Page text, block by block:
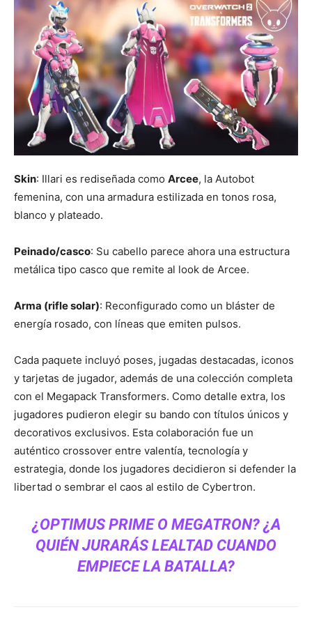
Skin: Illari es rediseñada como Arcee, la Autobot
femenina, con una armadura estilizada en tonos rosa,
blanco y plateado.
Peinado/casco: Su cabello parece ahora una estructura
metálica tipo casco que remite al look de Arcee.
Arma (rifle solar): Reconfigurado como un bláster de
energía rosado, con líneas que emiten pulsos.
Cada paquete incluyó poses, jugadas destacadas, iconos
y tarjetas de jugador, además de una colección completa
con el Megapack Transformers. Como detalle extra, los
jugadores pudieron elegir su bando con títulos únicos y
decorativos exclusivos. Esta colaboración fue un
auténtico crossover entre valentía, tecnología y
estrategia, donde los jugadores decidieron si defender la
libertad o sembrar el caos al estilo de Cybertron.
¿OPTIMUS PRIME O MEGATRON? ¿A
QUIÉN JURARÁS LEALTAD CUANDO
EMPIECE LA BATALLA?